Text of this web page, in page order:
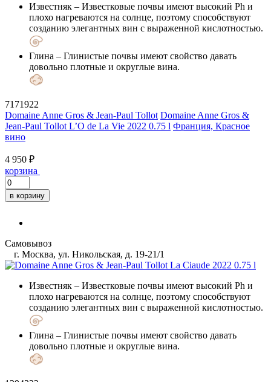
Известняк – Известковые почвы имеют высокий Ph и
плохо нагреваются на солнце, поэтому способствуют
созданию элегантных вин с выраженной кислотностью.
Глина – Глинистые почвы имеют свойство давать
довольно плотные и округлые вина.
7171922
Domaine Anne Gros & Jean-Paul Tollot Domaine Anne Gros &
Jean-Paul Tollot L’O de La Vie 2022 0.75 l Франция, Красное
вино
4 950 ₽
корзина
в корзину
Самовывоз
г. Москва, ул. Никольская, д. 19-21/1
Известняк – Известковые почвы имеют высокий Ph и
плохо нагреваются на солнце, поэтому способствуют
созданию элегантных вин с выраженной кислотностью.
Глина – Глинистые почвы имеют свойство давать
довольно плотные и округлые вина.